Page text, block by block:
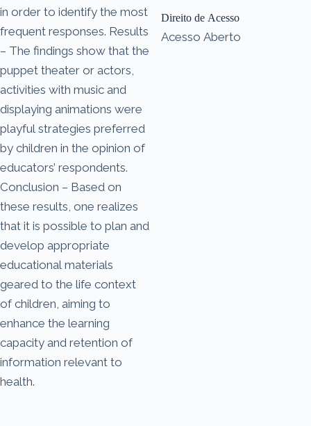
in order to identify the most
frequent responses. Results
– The findings show that the
puppet theater or actors,
activities with music and
displaying animations were
playful strategies preferred
by children in the opinion of
educators’ respondents.
Conclusion – Based on
these results, one realizes
that it is possible to plan and
develop appropriate
educational materials
geared to the life context
of children, aiming to
enhance the learning
capacity and retention of
information relevant to
health.
Direito de Acesso
Acesso Aberto